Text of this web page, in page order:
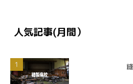
人気記事(月間）